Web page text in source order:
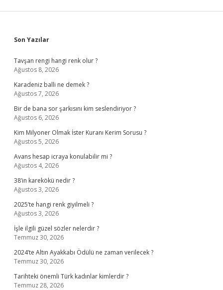
Sidebar
Son Yazılar
Tavşan rengi hangi renk olur ?
Ağustos 8, 2026
Karadeniz balli ne demek ?
Ağustos 7, 2026
Bir de bana sor şarkısını kim seslendiriyor ?
Ağustos 6, 2026
Kim Milyoner Olmak İster Kuranı Kerim Sorusu ?
Ağustos 5, 2026
Avans hesap icraya konulabilir mi ?
Ağustos 4, 2026
38’in karekökü nedir ?
Ağustos 3, 2026
2025’te hangi renk giyilmeli ?
Ağustos 3, 2026
İşle ilgili güzel sözler nelerdir ?
Temmuz 30, 2026
2024’te Altın Ayakkabı Ödülü ne zaman verilecek ?
Temmuz 30, 2026
Tarihteki önemli Türk kadınlar kimlerdir ?
Temmuz 28, 2026